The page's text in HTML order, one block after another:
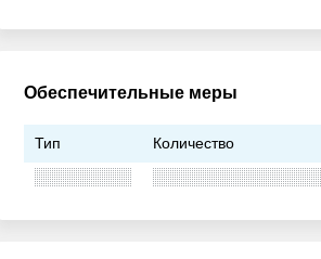
Обеспечительные меры
Тип Количество